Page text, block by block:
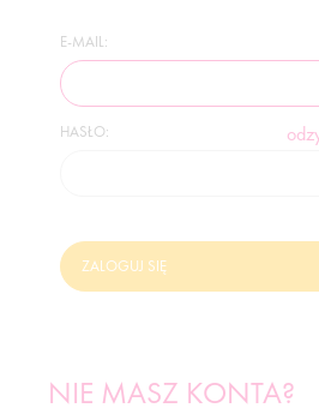
E-MAIL:
HASŁO:
ZALOGUJ SIĘ
NIE MASZ KONTA?